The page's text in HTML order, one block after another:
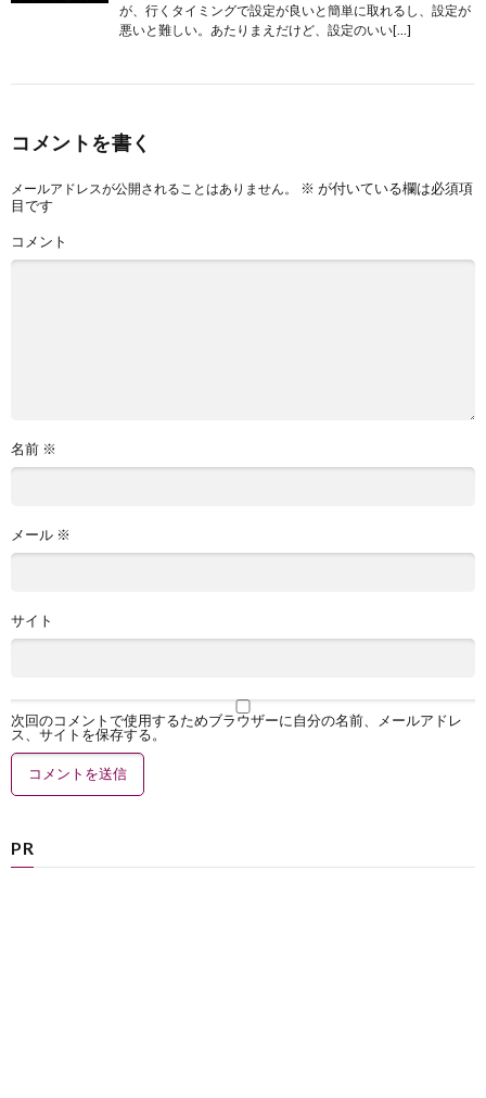
が、行くタイミングで設定が良いと簡単に取れるし、設定が
悪いと難しい。あたりまえだけど、設定のいい[…]
コメントを書く
メールアドレスが公開されることはありません。 ※ が付いている欄は必須項
目です
コメント
名前 ※
メール ※
サイト
次回のコメントで使用するためブラウザーに自分の名前、メールアドレ
ス、サイトを保存する。
PR